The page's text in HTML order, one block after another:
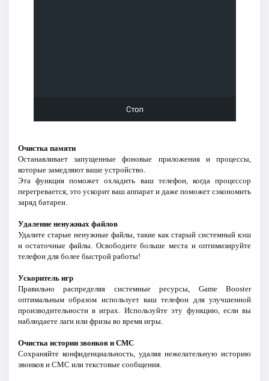
Очистка памяти
Останавливает запущенные фоновые приложения и процессы,
которые замедляют ваше устройство.
Эта функция поможет охладить ваш телефон, когда процессор
перегревается, это ускорит ваш аппарат и даже поможет сэкономить
заряд батареи.
Удаление ненужных файлов
Удалите старые ненужные файлы, такие как старый системный кэш
и остаточные файлы. Освободите больше места и оптимизируйте
телефон для более быстрой работы!
Ускоритель игр
Правильно распределяя системные ресурсы, Game Booster
оптимальным образом использует ваш телефон для улучшенной
производительности в играх. Используйте эту функцию, если вы
наблюдаете лаги или фризы во время игры.
Очистка истории звонков и СМС
Сохраняйте конфиденциальность, удаляя нежелательную историю
звонков и СМС или текстовые сообщения.